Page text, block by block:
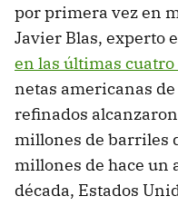
por primera vez en
Javier Blas, experto
en las últimas cuatro
netas americanas
refinados
millones de barriles
millones de hace un
década, Estados